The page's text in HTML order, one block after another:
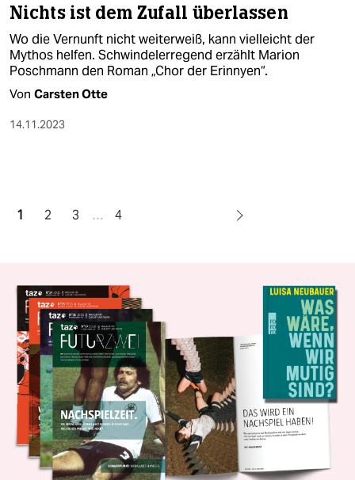
Nichts ist dem Zufall überlassen
Wo die Vernunft nicht weiterweiß, kann vielleicht der
Mythos helfen. Schwindelerregend erzählt Marion
Poschmann den Roman „Chor der Erinnyen“.
Von Carsten Otte
14.11.2023
1 2 3 … 4